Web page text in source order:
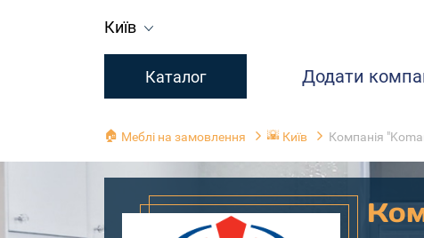
Київ
Каталог Додати
🏠 Меблі на замовлення 🌇 Київ Компанія